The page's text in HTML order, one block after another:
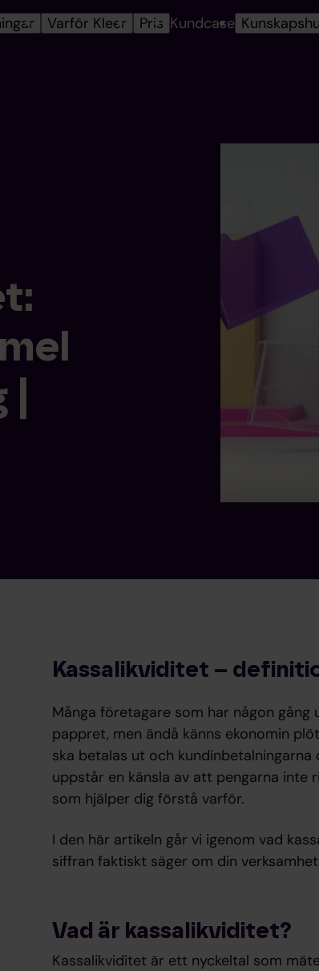
Varför Kleer Pris Kundcase
Kassalikviditet –
Många företagare som har någon
pappret, men ändå känns ekonomin
ska betalas ut och
uppstår en känsla av att pengarna inte
som hjälper dig förstå varför.
I den här artikeln går vi igenom vad
siffran faktiskt säger om din
Vad är kassalikviditet?
Kassalikviditet är ett nyckeltal som